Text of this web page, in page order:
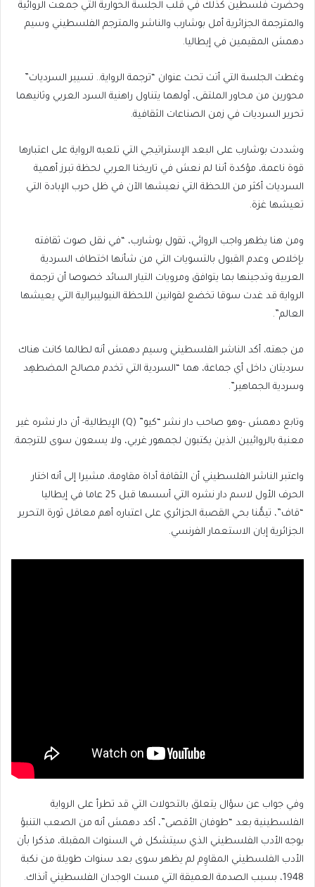
وحضرت فلسطين كذلك في قلب الجلسة الحوارية التي جمعت الروائية
والمترجمة الجزائرية أمل بوشارب والناشر والمترجم الفلسطيني وسيم
دهمش المقيمين في إيطاليا.
وغطت الجلسة التي أتت تحت عنوان “ترجمة الرواية.. تسيير السرديات”
محورين من محاور الملتقى، أولهما يتناول راهنية السرد العربي وثانيهما
تحرير السرديات في زمن الصناعات الثقافية.
وشددت بوشارب على البعد الإستراتيجي التي تلعبه الرواية على اعتبارها
قوة ناعمة، مؤكدة أننا لم نعش في تاريخنا العربي لحظة تبرز أهمية
السرديات أكثر من اللحظة التي نعيشها الآن في ظل حرب الإبادة التي
تعيشها غزة.
ومن هنا يظهر واجب الروائي، تقول بوشارب، “في نقل صوت ثقافته
بإخلاص وعدم القبول بالتسويات التي من شأنها اختطاف السردية
العربية وتدجينها بما يتوافق ومرويات التيار السائد خصوصا أن ترجمة
الرواية قد غدت سوقا تخضع لقوانين اللحظة النيوليبرالية التي يعيشها
العالم”.
من جهته، أكد الناشر الفلسطيني وسيم دهمش أنه لطالما كانت هناك
سرديتان داخل أي جماعة، هما “السردية التي تخدم مصالح المضطهِد
وسردية الجماهير”.
وتابع دهمش -وهو صاحب دار نشر “كيو” (Q) الإيطالية- أن دار نشره غير
معنية بالروائيين الذين يكتبون لجمهور غربي، ولا يسعون سوى للترجمة.
واعتبر الناشر الفلسطيني أن الثقافة أداة مقاومة، مشيرا إلى أنه اختار
الحرف الأول لاسم دار نشره التي أسسها قبل 25 عاما في إيطاليا
“قاف”، تيمُّنا بحي القصبة الجزائري على اعتباره أهم معاقل ثورة التحرير
الجزائرية إبان الاستعمار الفرنسي.
وفي جواب عن سؤال يتعلق بالتحولات التي قد تطرأ على الرواية
الفلسطينية بعد “طوفان الأقصى”، أكد دهمش أنه من الصعب التنبؤ
بوجه الأدب الفلسطيني الذي سيتشكل في السنوات المقبلة، مذكرا بأن
الأدب الفلسطيني المقاوِم لم يظهر سوى بعد سنوات طويلة من نكبة
1948، بسبب الصدمة العميقة التي مست الوجدان الفلسطيني آنذاك.